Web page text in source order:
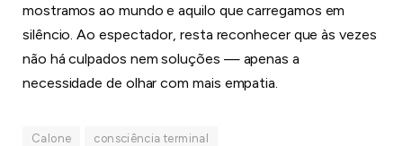
mostramos ao mundo e aquilo que carregamos em
silêncio. Ao espectador, resta reconhecer que às vezes
não há culpados nem soluções — apenas a
necessidade de olhar com mais empatia.
Calone consciência terminal